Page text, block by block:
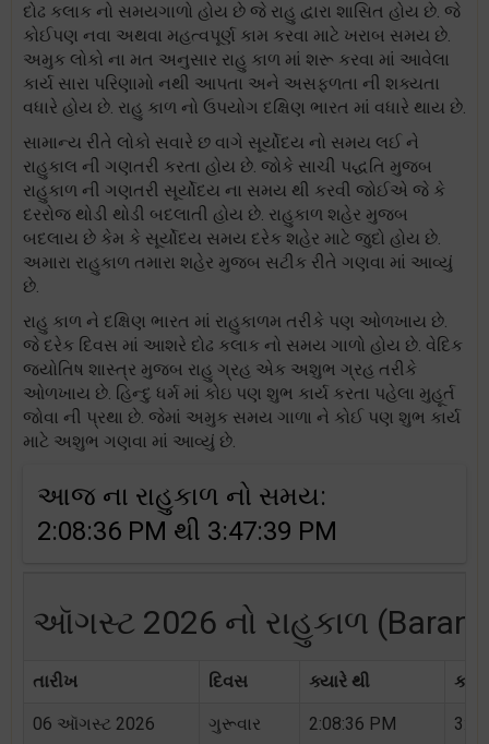
દોઢ કલાક નો સમયગાળો હોય છે જે રાહુ દ્વારા શાસિત હોય છે. જે
કોઈપણ નવા અથવા મહત્વપૂર્ણ કામ કરવા માટે ખરાબ સમય છે.
અમુક લોકો ના મત અનુસાર રાહુ કાળ માં શરૂ કરવા માં આવેલા
કાર્ય સારા પરિણામો નથી આપતા અને અસફળતા ની શક્યતા
વધારે હોય છે. રાહુ કાળ નો ઉપયોગ દક્ષિણ ભારત માં વધારે થાય છે.
સામાન્ય રીતે લોકો સવારે છ વાગે સૂર્યોદય નો સમય લઈ ને
રાહુકાલ ની ગણતરી કરતા હોય છે. જોકે સાચી પદ્ધતિ મુજબ
રાહુકાળ ની ગણતરી સૂર્યોદય ના સમય થી કરવી જોઈએ જે કે
દરરોજ થોડી થોડી બદલાતી હોય છે. રાહુકાળ શહેર મુજબ
બદલાય છે કેમ કે સૂર્યોદય સમય દરેક શહેર માટે જુદો હોય છે.
અમારા રાહુકાળ તમારા શહેર મુજબ સટીક રીતે ગણવા માં આવ્યું
છે.
રાહુ કાળ ને દક્ષિણ ભારત માં રાહુકાળમ તરીકે પણ ઓળખાય છે.
જે દરેક દિવસ માં આશરે દોઢ કલાક નો સમય ગાળો હોય છે. વેદિક
જ્યોતિષ શાસ્ત્ર મુજબ રાહુ ગ્રહ એક અશુભ ગ્રહ તરીકે
ઓળખાય છે. હિન્દુ ધર્મ માં કોઇ પણ શુભ કાર્ય કરતા પહેલા મુહૂર્ત
જોવા ની પ્રથા છે. જેમાં અમુક સમય ગાળા ને કોઈ પણ શુભ કાર્ય
માટે અશુભ ગણવા માં આવ્યું છે.
આજ ના રાહુકાળ નો સમય:
2:08:36 PM થી 3:47:39 PM
ઑગસ્ટ 2026 નો રાહુકાળ (Baran
તારીખ દિવસ ક્યારે થી
06 ઑગસ્ટ 2026 ગુરૂવાર 2:08:36 PM